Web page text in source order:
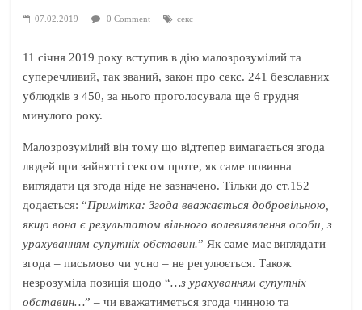
07.02.2019 0 Comment секс
11 січня 2019 року вступив в дію малозрозумілий та
суперечливий, так званий, закон про секс. 241 безславних
ублюдків з 450, за нього проголосувала ще 6 грудня
минулого року.
Малозрозумілий він тому що відтепер вимагається згода
людей при зайнятті сексом проте, як саме повинна
виглядати ця згода ніде не зазначено. Тільки до ст.152
додається: “Примітка: Згода вважається добровільною,
якщо вона є результатом вільного волевиявлення особи, з
урахуванням супутніх обставин.” Як саме має виглядати
згода – письмово чи усно – не регулюється. Також
незрозуміла позиція щодо “…з урахуванням супутніх
обставин…” – чи вважатиметься згода чинною та